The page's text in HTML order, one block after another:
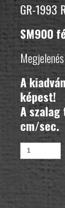
GR-1993
SM900
A
képest!
A
cm/sec.